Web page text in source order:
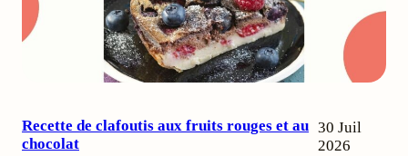
Recette de clafoutis aux fruits rouges et au
chocolat
30 Juil
2026